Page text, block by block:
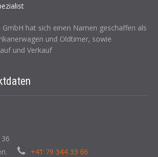
hat sich einen Namen geschaffen als
und Oldtimer, sowie
und Verkauf
+41 79 344 33 66